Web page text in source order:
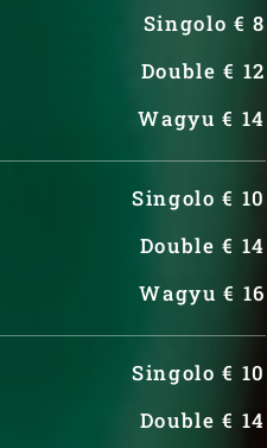
Singolo € 8
Double € 12
Wagyu € 14
Singolo € 10
Double € 14
Wagyu € 16
Singolo € 10
Double € 14